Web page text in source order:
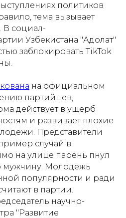
политиков
тема вызывает
В социал-
Узбекистана "Адолат"
заблокировать TikTok
на официальном
партийцев,
действует в ущерб
и развивает плохие
Представители
случай в
на улице парень пнул
мужчину. Молодежь
популярности и ради
в партии.
научно-
"Развитие